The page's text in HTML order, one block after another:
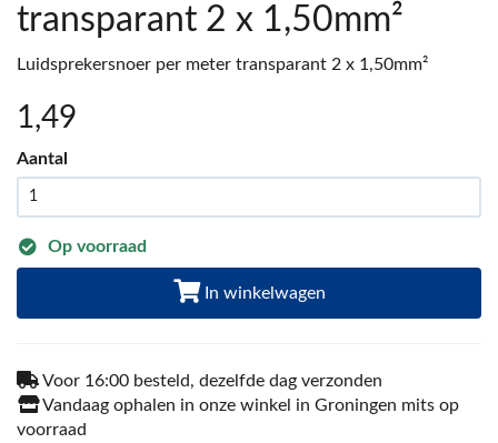
transparant 2 x 1,50mm²
Luidsprekersnoer per meter transparant 2 x 1,50mm²
1 ,49
Aantal
Op voorraad
In winkelwagen
Voor 16:00 besteld, dezelfde dag verzonden
Vandaag ophalen in onze winkel in Groningen mits op
voorraad